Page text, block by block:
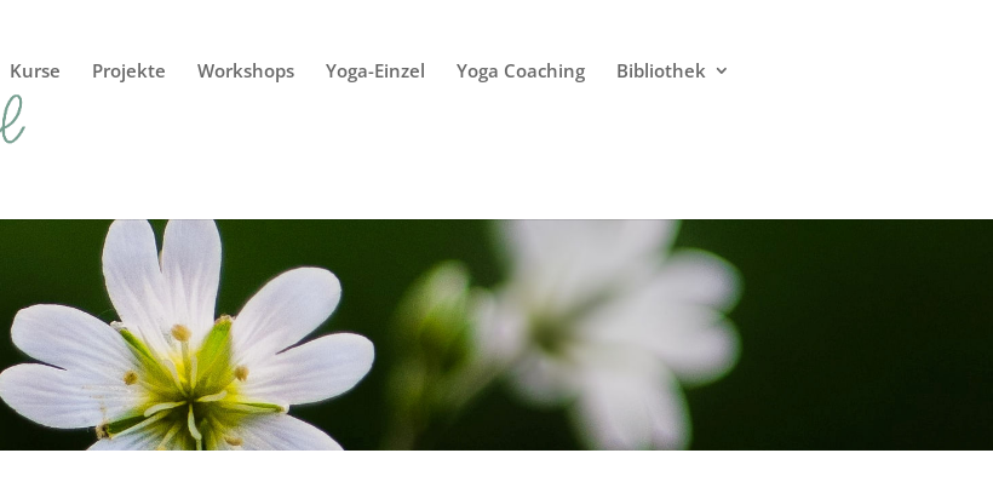
Kurse Projekte Workshops Yoga-Einzel Yoga Coaching Bibliothek